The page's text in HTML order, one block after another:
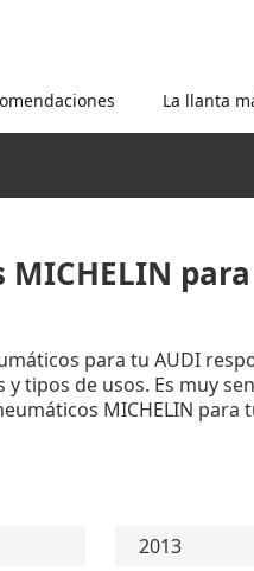
La llanta
para tu AUDI
tipos de usos. Es muy
MICHELIN para
2013